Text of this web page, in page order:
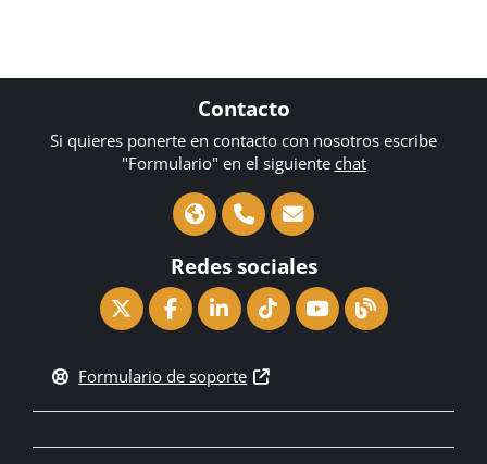
Contacto
Si quieres ponerte en contacto con nosotros escribe
"Formulario" en el siguiente chat
Redes sociales
Formulario de soporte